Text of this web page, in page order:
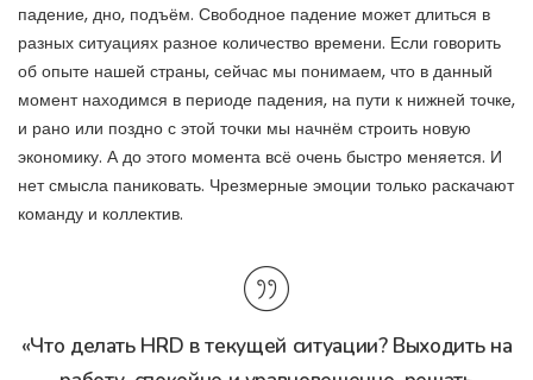
падение, дно, подъём. Свободное падение может длиться в
разных ситуациях разное количество времени. Если говорить
об опыте нашей страны, сейчас мы понимаем, что в данный
момент находимся в периоде падения, на пути к нижней точке,
и рано или поздно с этой точки мы начнём строить новую
экономику. А до этого момента всё очень быстро меняется. И
нет смысла паниковать. Чрезмерные эмоции только раскачают
команду и коллектив.
«Что делать HRD в текущей ситуации? Выходить на